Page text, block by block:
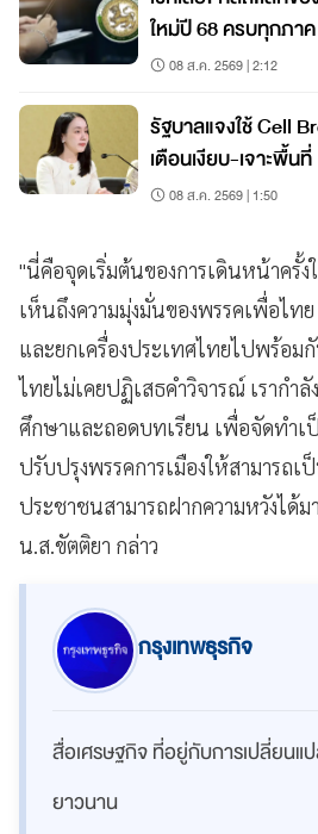
ใหม่ปี 68 ครบทุกภาค
08 ส.ค. 2569 | 2:12
รัฐบาลแจงใช้ Cell
เตือนเงียบ-เจาะพื้นที่
08 ส.ค. 2569 | 1:50
"นี่คือจุดเริ่มต้นของการเดินหน้าครั้
เห็นถึงความมุ่งมั่นของพรรคเพื่อไท
และยกเครื่องประเทศไทยไปพร้อ
ไทยไม่เคยปฏิเสธคำวิจารณ์ เรากำ
ศึกษาและถอดบทเรียน เพื่อจัดทำเ
ปรับปรุงพรรคการเมืองให้สามารถเ
ประชาชนสามารถฝากความหวังได้ม
น.ส.ขัตติยา กล่าว
กรุงเทพธุรกิจ
สื่อเศรษฐกิจ ที่อยู่กับการเปลี่ยนแ
ยาวนาน